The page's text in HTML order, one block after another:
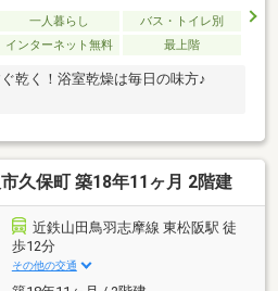
一人暮らし
バス・トイレ別
インターネット無料 最上階
乾く！浴室乾燥は毎日の味方♪
久保町 築18年11ヶ月 2階建
近鉄山田鳥羽志摩線 東松阪駅 徒
歩12分
その他の交通